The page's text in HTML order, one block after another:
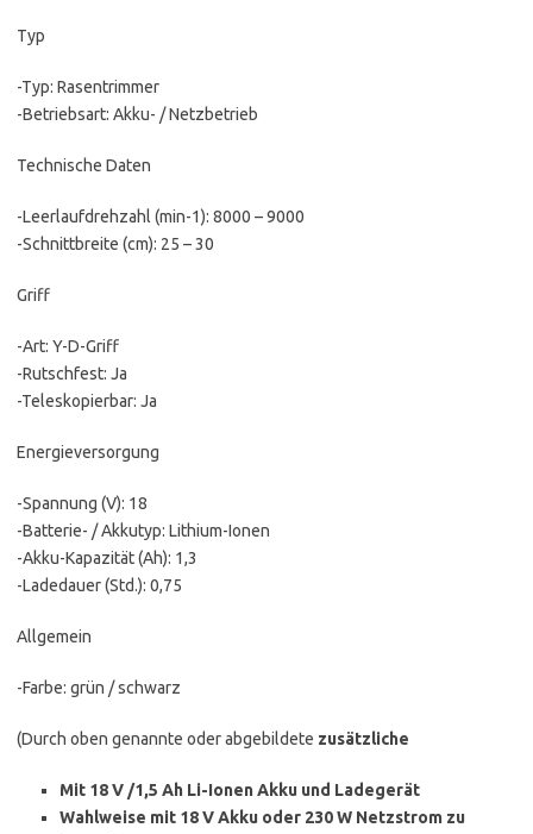
Typ
-Typ: Rasentrimmer
-Betriebsart: Akku- / Netzbetrieb
Technische Daten
-Leerlaufdrehzahl (min-1): 8000 – 9000
-Schnittbreite (cm): 25 – 30
Griff
-Art: Y-D-Griff
-Rutschfest: Ja
-Teleskopierbar: Ja
Energieversorgung
-Spannung (V): 18
-Batterie- / Akkutyp: Lithium-Ionen
-Akku-Kapazität (Ah): 1,3
-Ladedauer (Std.): 0,75
Allgemein
-Farbe: grün / schwarz
(Durch oben genannte oder abgebildete zusätzliche
Mit 18 V /1,5 Ah Li-Ionen Akku und Ladegerät
Wahlweise mit 18 V Akku oder 230 W Netzstrom zu